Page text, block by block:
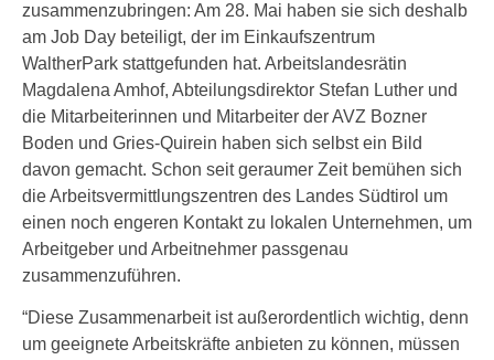
zusammenzubringen: Am 28. Mai haben sie sich deshalb
am Job Day beteiligt, der im Einkaufszentrum
WaltherPark stattgefunden hat. Arbeitslandesrätin
Magdalena Amhof, Abteilungsdirektor Stefan Luther und
die Mitarbeiterinnen und Mitarbeiter der AVZ Bozner
Boden und Gries-Quirein haben sich selbst ein Bild
davon gemacht. Schon seit geraumer Zeit bemühen sich
die Arbeitsvermittlungszentren des Landes Südtirol um
einen noch engeren Kontakt zu lokalen Unternehmen, um
Arbeitgeber und Arbeitnehmer passgenau
zusammenzuführen.
“Diese Zusammenarbeit ist außerordentlich wichtig, denn
um geeignete Arbeitskräfte anbieten zu können, müssen